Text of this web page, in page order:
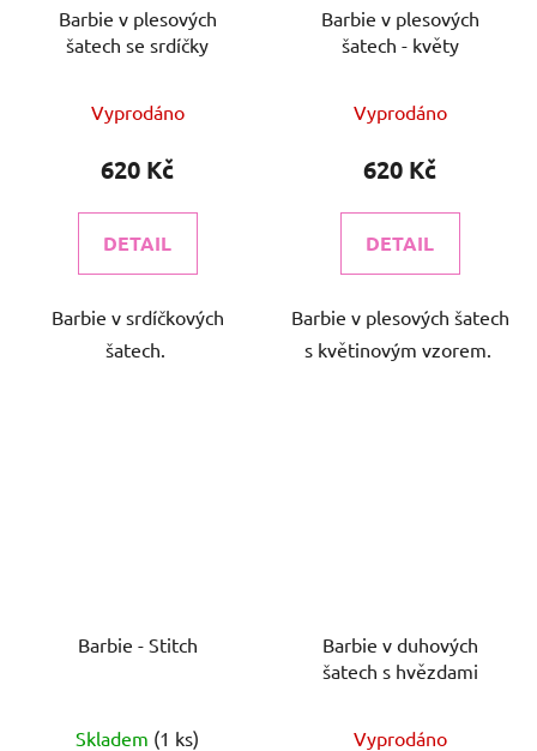
Barbie v plesových
šatech se srdíčky
Vyprodáno
620 Kč
DETAIL
Barbie v srdíčkových
šatech.
Barbie v plesových
šatech - květy
Vyprodáno
620 Kč
DETAIL
Barbie v plesových šatech
s květinovým vzorem.
Barbie - Stitch
Skladem (1 ks)
Barbie v duhových
šatech s hvězdami
Vyprodáno